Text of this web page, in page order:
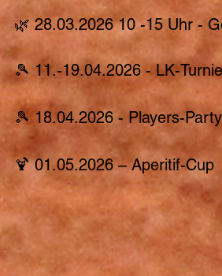
🌿 28.03.2026 10 -15 Uhr -
🎾 11.-19.04.2026 - LK-
🎾 18.04.2026 - Players-
🍹 01.05.2026 – Aperitif-Cup